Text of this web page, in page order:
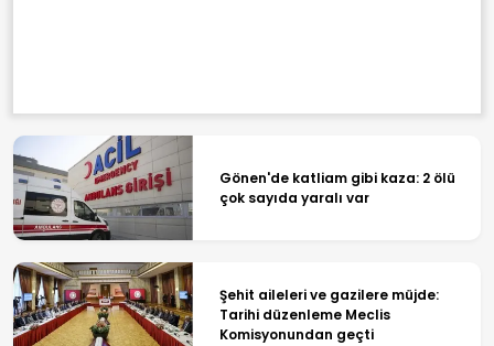
Gönen'de katliam gibi kaza: 2 ölü
çok sayıda yaralı var
Şehit aileleri ve gazilere müjde:
Tarihi düzenleme Meclis
Komisyonundan geçti